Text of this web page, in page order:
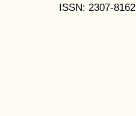
ISSN: 2307-8162